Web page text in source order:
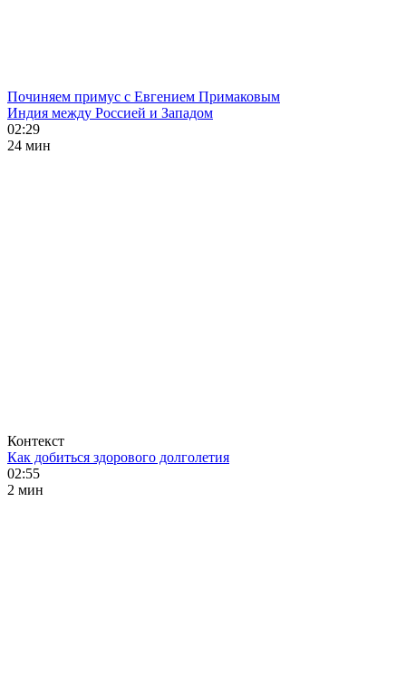
Починяем примус с Евгением Примаковым
Индия между Россией и Западом
02:29
24 мин
Контекст
Как добиться здорового долголетия
02:55
2 мин